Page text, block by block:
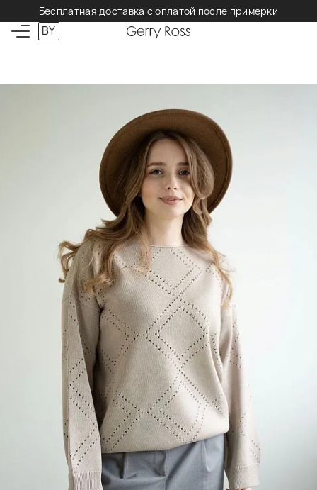
Бесплатная доставка с оплатой после примерки
BY